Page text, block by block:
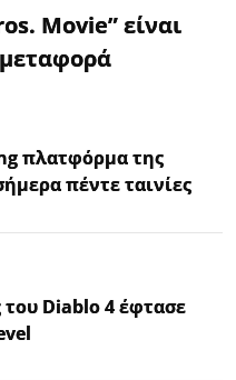
Movie” είναι
πλατφόρμα της
πέντε ταινίες
του Diablo 4 έφτασε